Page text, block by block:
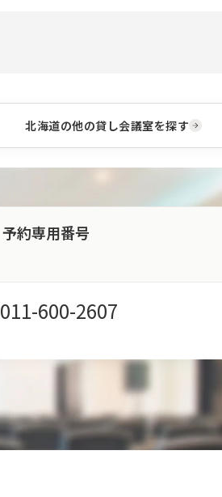
北海道の他の貸し会議室を探す
予約専用番号
011-600-2607